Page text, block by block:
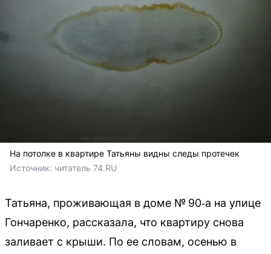
На потолке в квартире Татьяны видны следы протечек
Источник: читатель 74.RU
Татьяна, проживающая в доме № 90‑а на улице
Гончаренко, рассказала, что квартиру снова
заливает с крыши. По ее словам, осенью в